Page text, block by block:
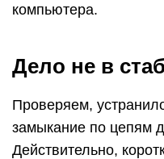
компьютера.
Дело не в
Проверяем,
замыкание по цепям
Действительно,